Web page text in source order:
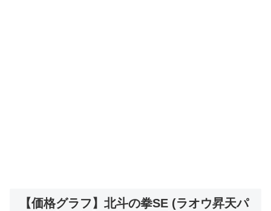
【価格グラフ】北斗の拳SE (ラオウ昇天パ